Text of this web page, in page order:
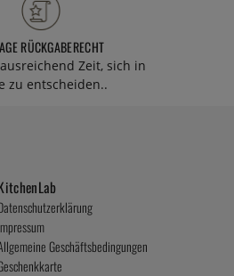
RÜCKGABERECHT
Zeit, sich in
zu entscheiden..
Geschäftsbedingungen